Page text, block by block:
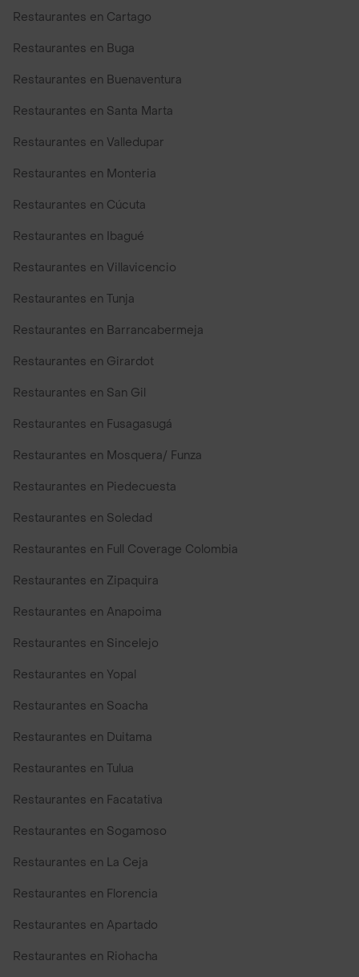
Restaurantes en Cartago
Restaurantes en Buga
Restaurantes en Buenaventura
Restaurantes en Santa Marta
Restaurantes en Valledupar
Restaurantes en Monteria
Restaurantes en Cúcuta
Restaurantes en Ibagué
Restaurantes en Villavicencio
Restaurantes en Tunja
Restaurantes en Barrancabermeja
Restaurantes en Girardot
Restaurantes en San Gil
Restaurantes en Fusagasugá
Restaurantes en Mosquera/ Funza
Restaurantes en Piedecuesta
Restaurantes en Soledad
Restaurantes en Full Coverage Colombia
Restaurantes en Zipaquira
Restaurantes en Anapoima
Restaurantes en Sincelejo
Restaurantes en Yopal
Restaurantes en Soacha
Restaurantes en Duitama
Restaurantes en Tulua
Restaurantes en Facatativa
Restaurantes en Sogamoso
Restaurantes en La Ceja
Restaurantes en Florencia
Restaurantes en Apartado
Restaurantes en Riohacha